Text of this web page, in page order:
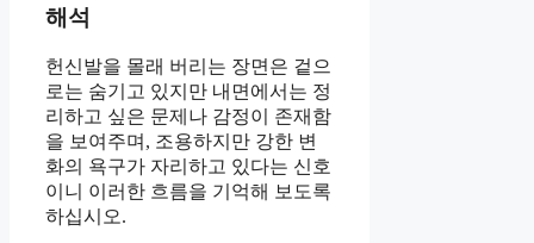
해석
헌신발을 몰래 버리는 장면은 겉으
로는 숨기고 있지만 내면에서는 정
리하고 싶은 문제나 감정이 존재함
을 보여주며, 조용하지만 강한 변
화의 욕구가 자리하고 있다는 신호
이니 이러한 흐름을 기억해 보도록
하십시오.